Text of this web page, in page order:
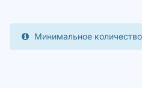
Минимальное